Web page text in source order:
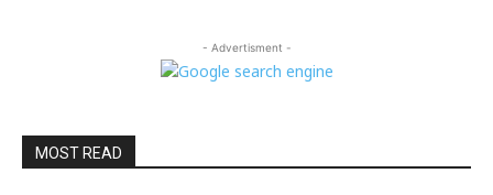
- Advertisment -
MOST READ